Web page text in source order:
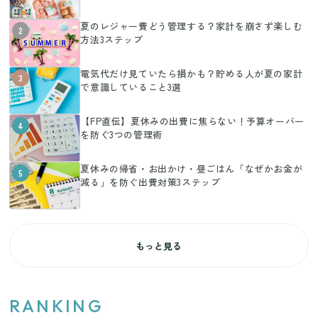
2
夏のレジャー費どう管理する？家計を崩さず楽しむ
方法3ステップ
3
電気代だけ見ていたら損かも？貯める人が夏の家計
で意識していること3選
4
【FP直伝】夏休みの出費に焦らない！予算オーバー
を防ぐ3つの管理術
5
夏休みの帰省・お出かけ・昼ごはん「なぜかお金が
減る」を防ぐ出費対策3ステップ
もっと見る
RANKING